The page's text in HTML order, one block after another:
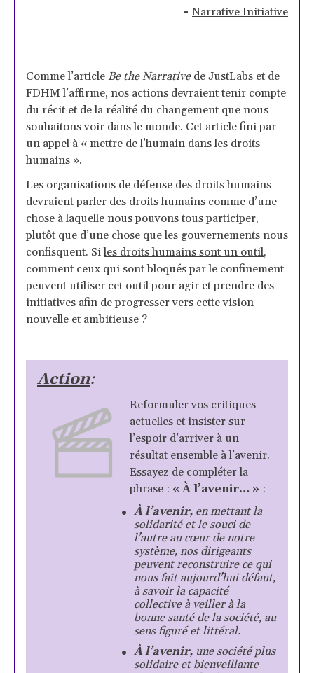
- Narrative Initiative
Comme l’article Be the Narrativede JustLabs et de
FDHM l’affirme, nos actions devraient tenir compte
du récit et de la réalité du changement que nous
souhaitons voir dans le monde. Cet article fini par
un appel à « mettre de l’humain dans les droits
humains ».
Les organisations de défense des droits humains
devraient parler des droits humains comme d’une
chose à laquelle nous pouvons tous participer,
plutôt que d’une chose que les gouvernements nous
confisquent. Siles droits humains sont un outil,
comment ceux qui sont bloqués par le confinement
peuvent utiliser cet outil pour agir et prendre des
initiatives afin de progresser vers cette vision
nouvelle et ambitieuse ?
Action:
Reformuler vos critiques
actuelles et insister sur
l’espoir d’arriver à un
résultat ensemble à l’avenir.
Essayez de compléter la
phrase : « À l’avenir… » :
À l’avenir, en mettant la
solidarité et le souci de
l’autre au cœur de notre
système, nos dirigeants
peuvent reconstruire ce qui
nous fait aujourd’hui défaut,
à savoir la capacité
collective à veiller à la
bonne santé de la société, au
sens figuré et littéral.
À l’avenir, une société plus
solidaire et bienveillante